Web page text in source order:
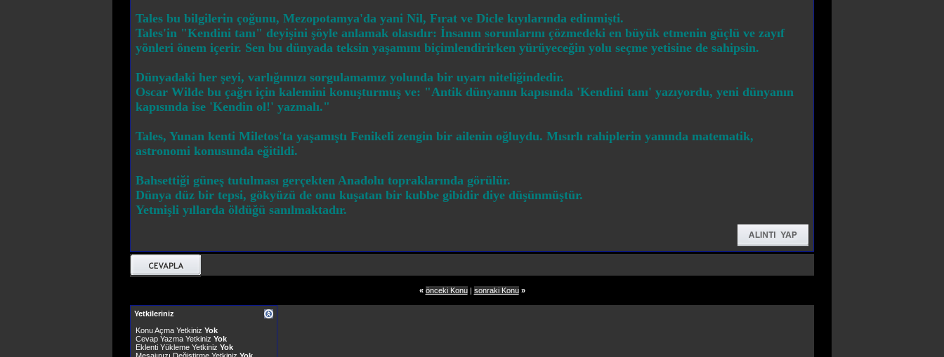
Tales bu bilgilerin çoğunu, Mezopotamya'da yani Nil, Fırat ve Dicle kıyılarında edinmişti.
Tales'in "Kendini tanı" deyişini şöyle anlamak olasıdır: İnsanın sorunlarını çözmedeki en büyük etmenin güçlü ve zayıf
yönleri önem içerir. Sen bu dünyada teksin yaşamını biçimlendirirken yürüyeceğin yolu seçme yetisine de sahipsin.
Dünyadaki her şeyi, varlığımızı sorgulamamız yolunda bir uyarı niteliğindedir.
Oscar Wilde bu çağrı için kalemini konuşturmuş ve: "Antik dünyanın kapısında 'Kendini tanı' yazıyordu, yeni dünyanın
kapısında ise 'Kendin ol!' yazmalı."
Tales, Yunan kenti Miletos'ta yaşamıştı Fenikeli zengin bir ailenin oğluydu. Mısırlı rahiplerin yanında matematik,
astronomi konusunda eğitildi.
Bahsettiği güneş tutulması gerçekten Anadolu topraklarında görülür.
Dünya düz bir tepsi, gökyüzü de onu kuşatan bir kubbe gibidir diye düşünmüştür.
Yetmişli yıllarda öldüğü sanılmaktadır.
« önceki Konu| sonraki Konu »
Yetkileriniz
Konu Açma Yetkiniz Yok
Cevap Yazma Yetkiniz Yok
Eklenti Yükleme Yetkiniz Yok